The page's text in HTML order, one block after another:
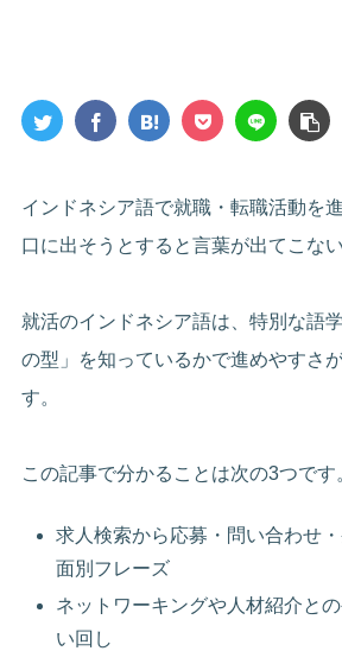
インドネシア語で就職・転職活動を
口に出そうとすると言葉が出てこな
就活のインドネシア語は、特別な語
の型」を知っているかで進めやすさ
す。
この記事で分かることは次の3つです
求人検索から応募・問い合わせ
面別フレーズ
ネットワーキングや人材紹介と
い回し